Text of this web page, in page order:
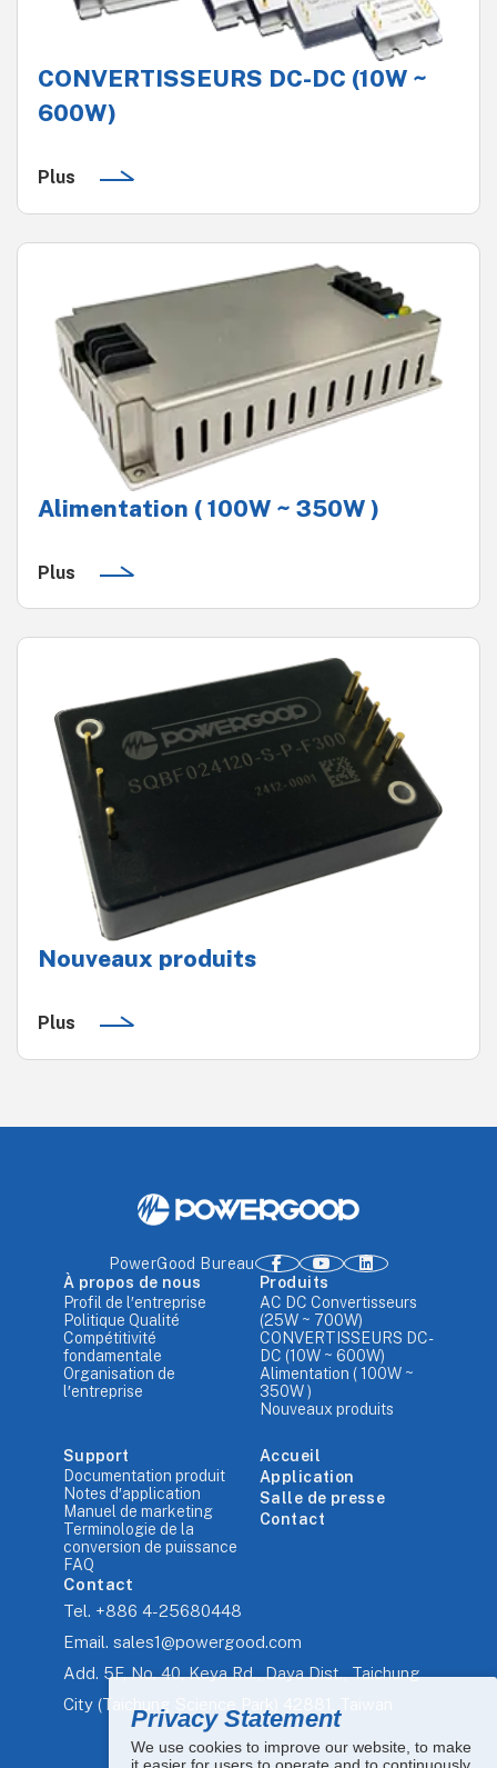
CONVERTISSEURS DC-DC (10W ~
600W)
Plus
Alimentation ( 100W ~ 350W )
Plus
Nouveaux produits
Plus
Privacy Statement
We use cookies to improve our website, to make
PowerGood Bureau
À propos de nous
Profil de l′entreprise
Politique Qualité
Compétitivité
fondamentale
Organisation de
l′entreprise
Produits
AC DC Convertisseurs
(25W ~ 700W)
CONVERTISSEURS DC-
DC (10W ~ 600W)
Alimentation ( 100W ~
350W )
Nouveaux produits
Support
Documentation produit
Notes d′application
Manuel de marketing
Terminologie de la
conversion de puissance
FAQ
Accueil
Application
Salle de presse
Contact
Contact
Tel. +886 4-25680448
Email. sales1@powergood.com
Add. 5F, No. 40, Keya Rd., Daya Dist., Taichung
City (Taichung Science Park) 42881, Taiwan